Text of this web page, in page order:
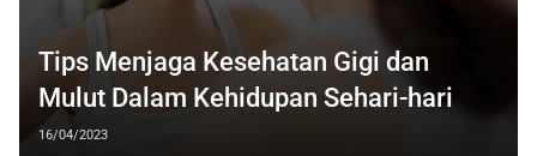
Tips Menjaga Kesehatan Gigi dan
Mulut Dalam Kehidupan Sehari-hari
16/04/2023